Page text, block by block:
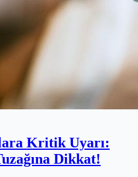
Kritik Uyarı:
Dikkat!